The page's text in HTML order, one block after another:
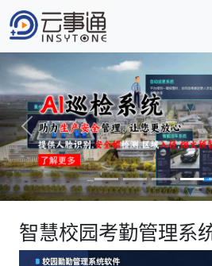
Previous
智慧校园考勤管理系